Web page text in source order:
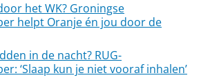
het WK? Groningse
helpt Oranje én jou door de
in de nacht? RUG-
‘Slaap kun je niet vooraf inhalen’